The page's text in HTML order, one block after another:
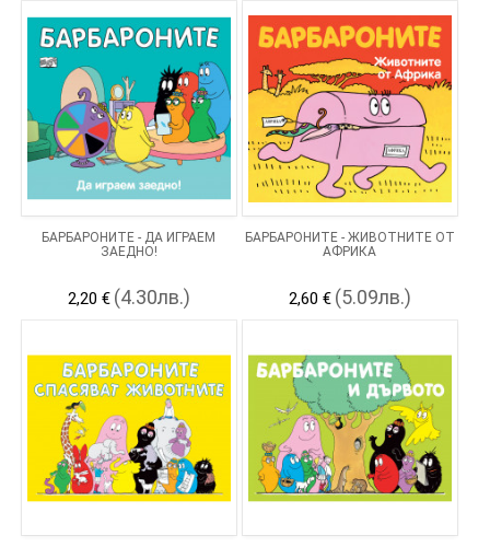
БАРБАРОНИТЕ - ДА ИГРАЕМ
ЗАЕДНО!
2,20 € (4.30лв.)
БАРБАРОНИТЕ - ЖИВОТНИТЕ ОТ
АФРИКА
2,60 € (5.09лв.)